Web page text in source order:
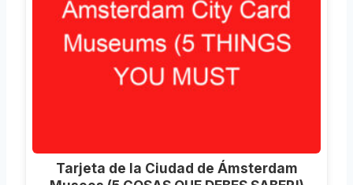
Tarjeta de la Ciudad de Ámsterdam